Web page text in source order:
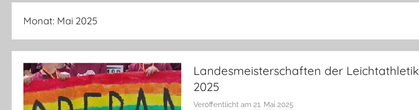
Monat: Mai 2025
Landesmeisterschaften der Leichtathletik
2025
Veröffentlicht am21. Mai 2025